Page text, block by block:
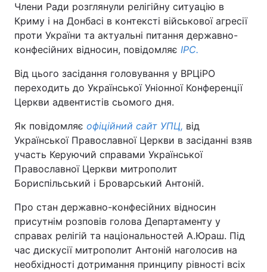
Члени Ради розглянули релігійну ситуацію в
Криму і на Донбасі в контексті військової агресії
проти України та актуальні питання державно-
конфесійних відносин, повідомляє ІРС.
Від цього засідання головування у ВРЦіРО
переходить до Української Уніонної Конференції
Церкви адвентистів сьомого дня.
Як повідомляє офіційний сайт УПЦ, від
Української Православної Церкви в засіданні взяв
участь Керуючий справами Української
Православної Церкви митрополит
Бориспільський і Броварський Антоній.
Про стан державно-конфесійних відносин
присутнім розповів голова Департаменту у
справах релігій та національностей А.Юраш. Під
час дискусії митрополит Антоній наголосив на
необхідності дотримання принципу рівності всіх